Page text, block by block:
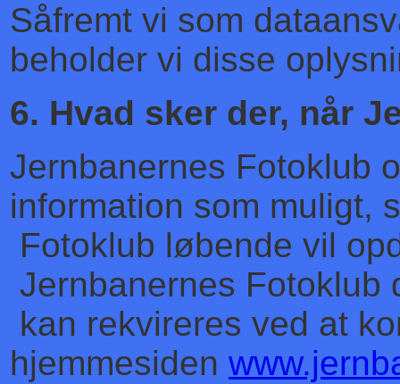
Såfremt vi som
beholder vi disse
6. Hvad sker der, når
Jernbanernes Fotoklub
information som
Fotoklub løbende vil
Jernbanernes
kan rekvireres ved at
hjemmesiden